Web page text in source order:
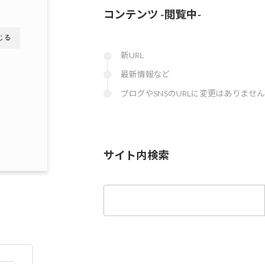
る
コンテンツ -閲覧中-
新URL
最新情報など
ブログやSNSのURLに変更はありません
サイト内検索